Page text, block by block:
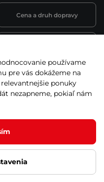
Cena a druh dopravy
Reklamácie a záruka
práva vyhradené
cookies
používame
pre vás dokážeme na
ponuky
nezapneme, pokiaľ nám